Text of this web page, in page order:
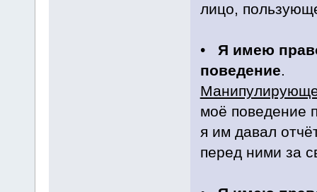
лицо,
• Я имею
поведение.
моё поведение
я им давал
перед ними за